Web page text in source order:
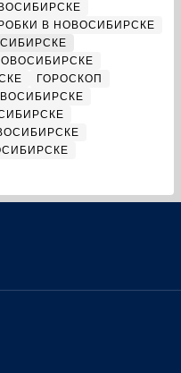
В НОВОСИБИРСКЕ
ГОРОСКОП